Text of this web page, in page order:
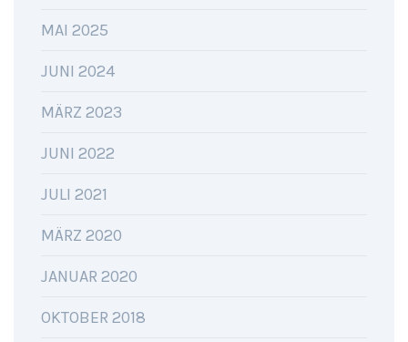
MAI 2025
JUNI 2024
MÄRZ 2023
JUNI 2022
JULI 2021
MÄRZ 2020
JANUAR 2020
OKTOBER 2018